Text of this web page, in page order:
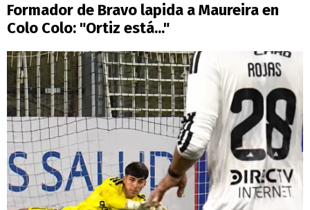
Formador de Bravo lapida a Maureira en
Colo Colo: "Ortiz está..."